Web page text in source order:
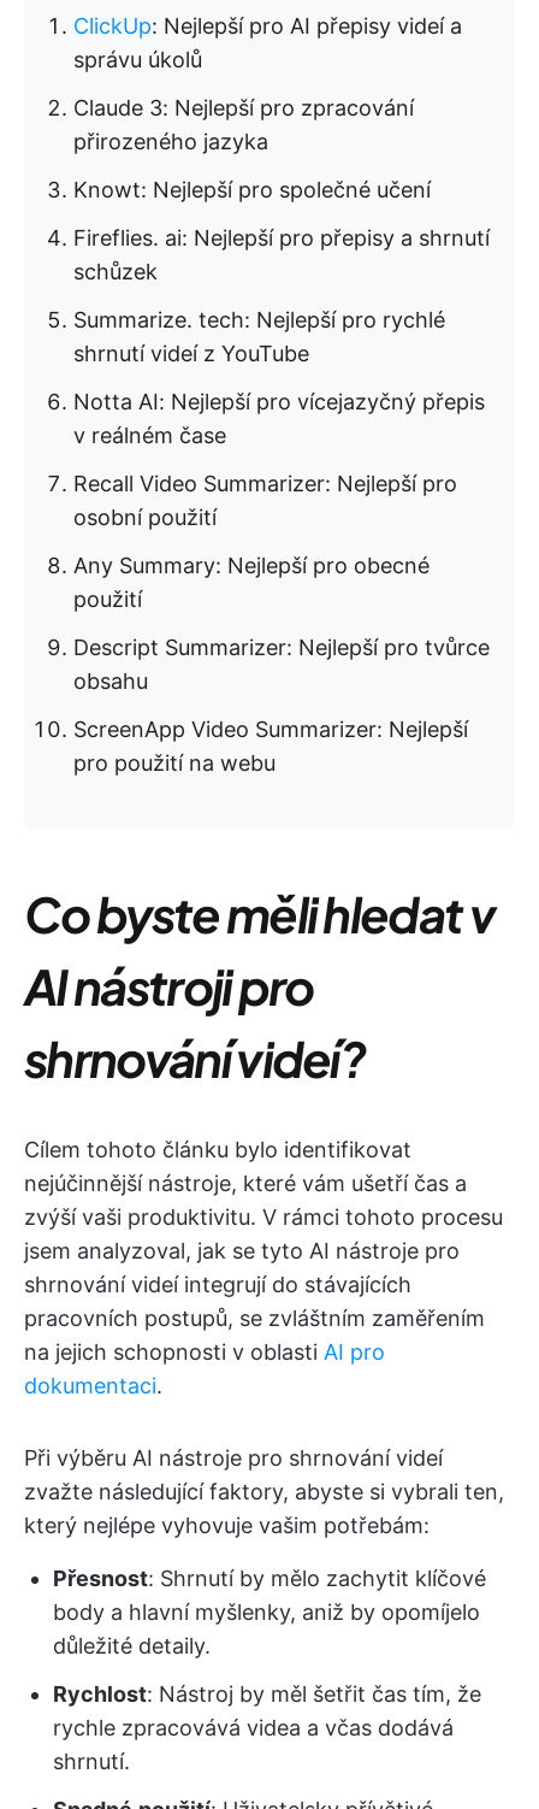
ClickUp: Nejlepší pro AI přepisy videí a
správu úkolů
Claude 3: Nejlepší pro zpracování
přirozeného jazyka
Knowt: Nejlepší pro společné učení
Fireflies. ai: Nejlepší pro přepisy a shrnutí
schůzek
Summarize. tech: Nejlepší pro rychlé
shrnutí videí z YouTube
Notta AI: Nejlepší pro vícejazyčný přepis
v reálném čase
Recall Video Summarizer: Nejlepší pro
osobní použití
Any Summary: Nejlepší pro obecné
použití
Descript Summarizer: Nejlepší pro tvůrce
obsahu
ScreenApp Video Summarizer: Nejlepší
pro použití na webu
Co byste měli hledat v
AI nástroji pro
shrnování videí?
Cílem tohoto článku bylo identifikovat
nejúčinnější nástroje, které vám ušetří čas a
zvýší vaši produktivitu. V rámci tohoto procesu
jsem analyzoval, jak se tyto AI nástroje pro
shrnování videí integrují do stávajících
pracovních postupů, se zvláštním zaměřením
na jejich schopnosti v oblasti AI pro
dokumentaci.
Při výběru AI nástroje pro shrnování videí
zvažte následující faktory, abyste si vybrali ten,
který nejlépe vyhovuje vašim potřebám:
Přesnost: Shrnutí by mělo zachytit klíčové
body a hlavní myšlenky, aniž by opomíjelo
důležité detaily.
Rychlost: Nástroj by měl šetřit čas tím, že
rychle zpracovává videa a včas dodává
shrnutí.